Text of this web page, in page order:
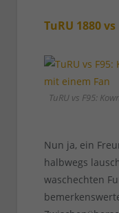
TuRU 1880 vs
TuRU vs F95:
Nun ja, ein
halbwegs
waschechten